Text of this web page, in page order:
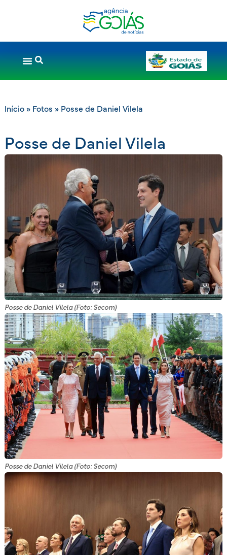
Início» Fotos » Posse de Daniel Vilela
Posse de Daniel Vilela
Posse de Daniel Vilela (Foto: Secom)
Posse de Daniel Vilela (Foto: Secom)